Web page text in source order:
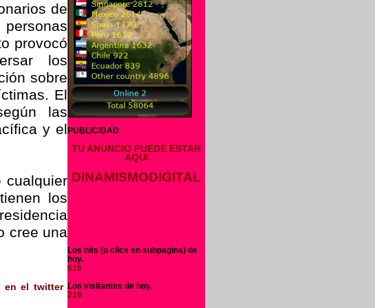
de
personas
provocó
los
sobre
El
las
y el
cualquier
los
cree una
en el twitter
PUBLICIDAD
TU ANUNCIO PUEDE ESTAR
AQUI
DINAMISMODIGITAL
Los hits (o clics en subpagina) de
hoy.
616
Los visitantes de hoy.
219